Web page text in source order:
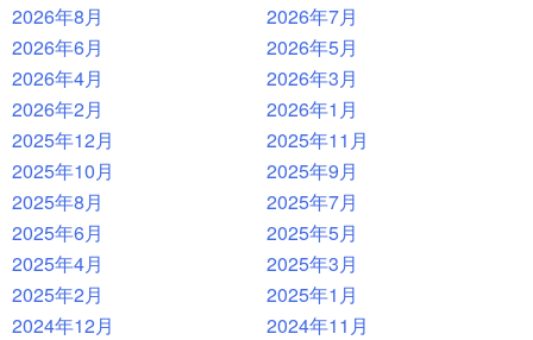
2026年8月
2026年7月
2026年6月
2026年5月
2026年4月
2026年3月
2026年2月
2026年1月
2025年12月
2025年11月
2025年10月
2025年9月
2025年8月
2025年7月
2025年6月
2025年5月
2025年4月
2025年3月
2025年2月
2025年1月
2024年12月
2024年11月